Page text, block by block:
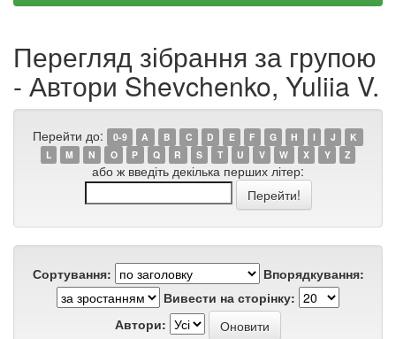
Перегляд зібрання за групою
- Автори Shevchenko, Yuliia V.
Перейти до: 0-9 A B C D E F G H I J
K
L
M N O P Q R S T U V W X Y Z
або ж введіть декілька перших літер:
Сортування:
Впорядкування:
Вивести на сторінку:
Автори: